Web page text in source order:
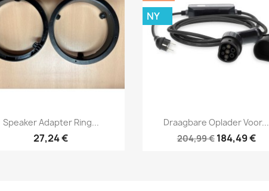
Vis her
Speaker Adapter Ring...
27,24 €
Vis her
Draagbare Oplader Voor...
204,99 € 184,49 €
NY